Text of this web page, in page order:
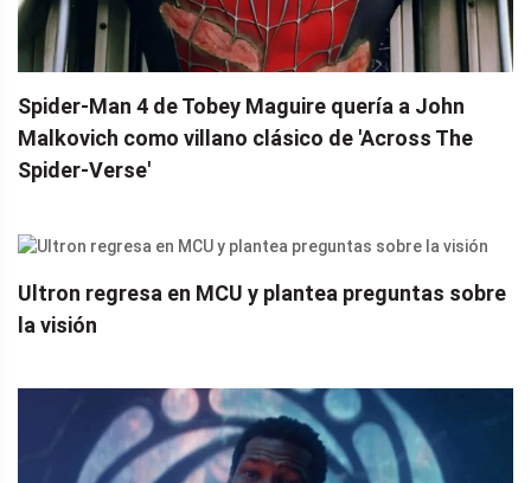
Spider-Man 4 de Tobey Maguire quería a John
Malkovich como villano clásico de 'Across The
Spider-Verse'
Ultron regresa en MCU y plantea preguntas sobre
la visión